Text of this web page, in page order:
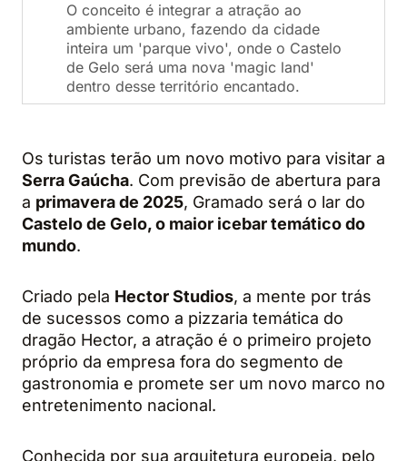
O conceito é integrar a atração ao
ambiente urbano, fazendo da cidade
inteira um 'parque vivo', onde o Castelo
de Gelo será uma nova 'magic land'
dentro desse território encantado.
Os turistas terão um novo motivo para visitar a
Serra Gaúcha. Com previsão de abertura para
a primavera de 2025, Gramado será o lar do
Castelo de Gelo, o maior icebar temático do
mundo.
Criado pela Hector Studios, a mente por trás
de sucessos como a pizzaria temática do
dragão Hector, a atração é o primeiro projeto
próprio da empresa fora do segmento de
gastronomia e promete ser um novo marco no
entretenimento nacional.
Conhecida por sua arquitetura europeia, pelo